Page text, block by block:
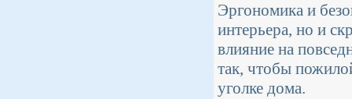
Эргономика и
интерьера, но и
влияние на
так, чтобы
уголке дома.